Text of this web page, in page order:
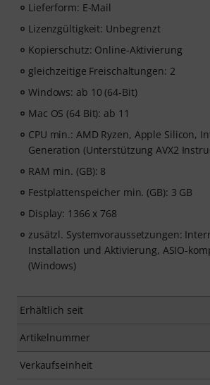
Lieferform: E-Mail
Lizenzgültigkeit: Unbegrenzt
Kopierschutz: Online-Aktivierung
gleichzeitige Freischaltungen: 2
Windows: ab 10 (64-Bit)
Mac OS (64 Bit): ab 11
CPU min.: AMD Ryzen, Apple Silicon,
Generation (Unterstützung AVX2
RAM min. (GB): 8
Festplattenspeicher min. (GB): 3 GB
Display: 1366 x 768
zusätzl. Systemvoraussetzungen:
Installation und Aktivierung, ASIO-
(Windows)
Erhältlich seit
Artikelnummer
Verkaufseinheit